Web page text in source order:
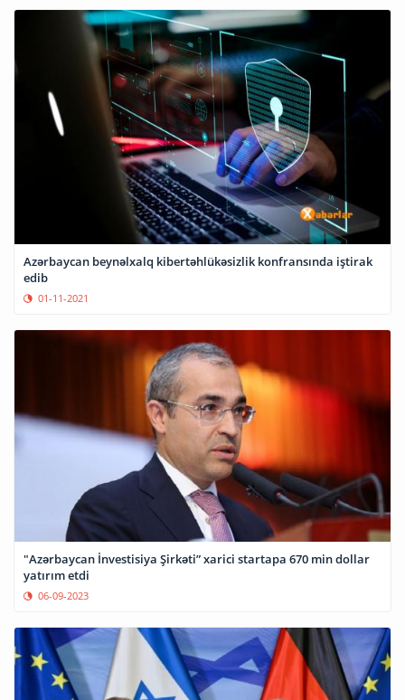
Azərbaycan beynəlxalq kibertəhlükəsizlik konfransında iştirak
edib
01-11-2021
"Azərbaycan İnvestisiya Şirkəti” xarici startapa 670 min dollar
yatırım etdi
06-09-2023